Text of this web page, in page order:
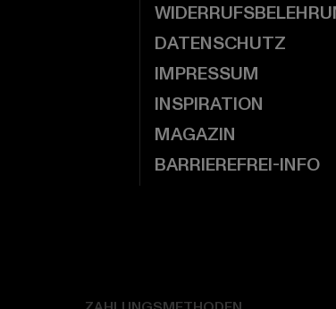
DATENSCHUTZ
IMPRESSUM
INSPIRATION
MAGAZIN
BARRIEREFREI-INFO